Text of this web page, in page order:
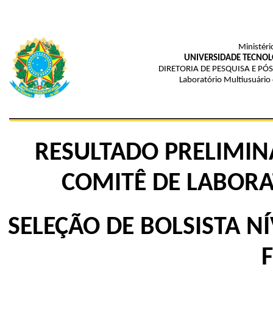
UNIVERSIDADE
DIRETORIA DE PESQUISA E
Laboratório Multiusuário
RESULTADO
COMITÊ DE
SELEÇÃO DE BOLSISTA